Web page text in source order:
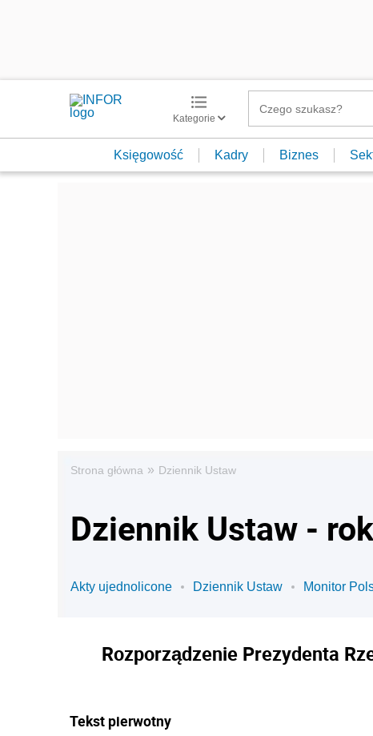
Kategorie
Księgowość Kadry Biznes
Strona główna » Dziennik Ustaw
Dziennik Ustaw -
Akty ujednolicone Dziennik Ustaw Monitor
Rozporządzenie Prezydenta
Tekst pierwotny